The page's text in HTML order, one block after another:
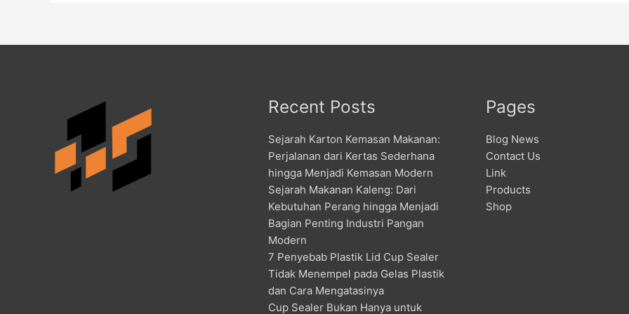
Recent Posts
Sejarah Karton Kemasan Makanan:
Perjalanan dari Kertas Sederhana
hingga Menjadi Kemasan Modern
Sejarah Makanan Kaleng: Dari
Kebutuhan Perang hingga Menjadi
Bagian Penting Industri Pangan
Modern
7 Penyebab Plastik Lid Cup Sealer
Tidak Menempel pada Gelas Plastik
dan Cara Mengatasinya
Cup Sealer Bukan Hanya untuk
Pages
Blog News
Contact Us
Link
Products
Shop